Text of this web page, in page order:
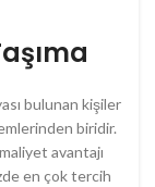
bulunan kişiler
biridir.
avantajı
en çok tercih